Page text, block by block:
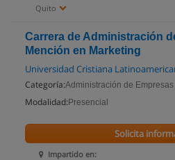
Quito
Carrera de Administración
Mención en Marketing
Universidad Cristiana
Categoría:Administración de Empresas
Modalidad: Presencial
Impartido en:
Solicita